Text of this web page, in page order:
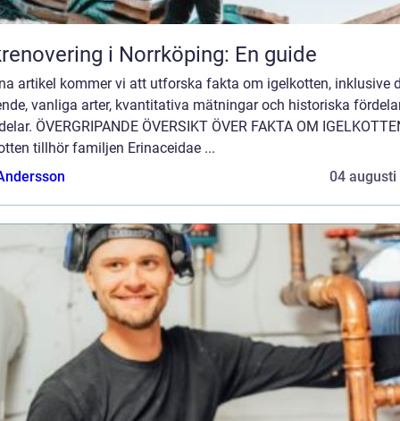
i Norrköping: En guide
artikel kommer vi att utforska fakta om igelkotten, inklusive
vanliga arter, kvantitativa mätningar och historiska
ÖVERGRIPANDE ÖVERSIKT ÖVER FAKTA OM
tillhör familjen Erinaceidae ...
04 augusti